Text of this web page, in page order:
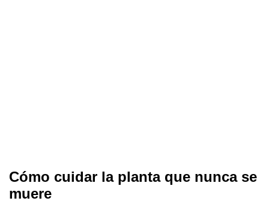
Cómo cuidar la planta que nunca se
muere